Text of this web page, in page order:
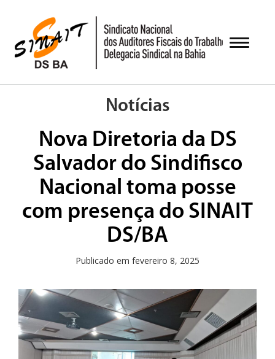
para
conteúdo
Alternar
Notícias
Nova Diretoria da DS
Salvador do Sindifisco
Nacional toma posse
com presença do SINAIT
DS/BA
Publicado em fevereiro 8, 2025